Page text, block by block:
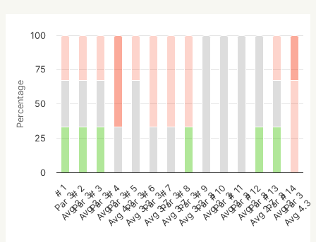
Percentage
# 1
Par 3
Avg 3
# 2
Par 3
Avg 3
# 3
Par 3
Avg 3
# 4
Par 3
Avg 4.3
# 5
Par 3
Avg 3.3
# 6
Par 3
Avg 3.7
# 7
Par 3
Avg 3.7
# 8
Par 3
Avg 3.3
# 9
Par 3
Avg 3
# 10
Par 3
Avg 3
# 11
Par 3
Avg 3
# 12
Par 3
Avg 2.7
# 13
Par 3
Avg 3
# 14
Par 3
Avg 4.3
0
25
50
75
100